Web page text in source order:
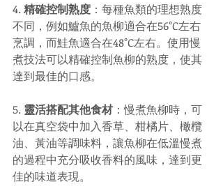
4. 精確控制熟度 ：每種魚類的理想熟度
不同，例如鱸魚的魚柳適合在56°C左右
烹調，而鮭魚適合在48°C左右。使用慢
煮技法可以精確控制魚柳的熟度，使其
達到最佳的口感。
5. 靈活搭配其他食材：慢煮魚柳時，可
以在真空袋中加入香草、柑橘片、橄欖
油、黃油等調味料，讓魚柳在低溫慢煮
的過程中充分吸收香料的風味，達到更
佳的味道表現。